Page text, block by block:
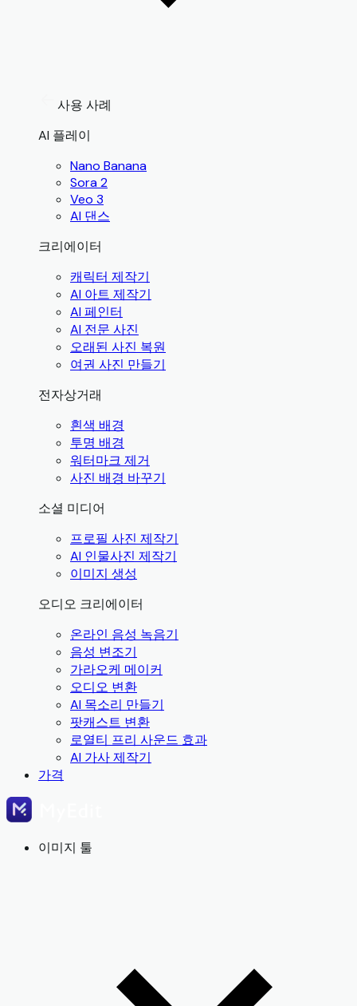
사용 사례
AI 플레이
Nano Banana
Sora 2
Veo 3
AI 댄스
크리에이터
캐릭터 제작기
AI 아트 제작기
AI 페인터
AI 전문 사진
오래된 사진 복원
여권 사진 만들기
전자상거래
흰색 배경
투명 배경
워터마크 제거
사진 배경 바꾸기
소셜 미디어
프로필 사진 제작기
AI 인물사진 제작기
이미지 생성
오디오 크리에이터
온라인 음성 녹음기
음성 변조기
가라오케 메이커
오디오 변환
AI 목소리 만들기
팟캐스트 변환
로열티 프리 사운드 효과
AI 가사 제작기
가격
이미지 툴